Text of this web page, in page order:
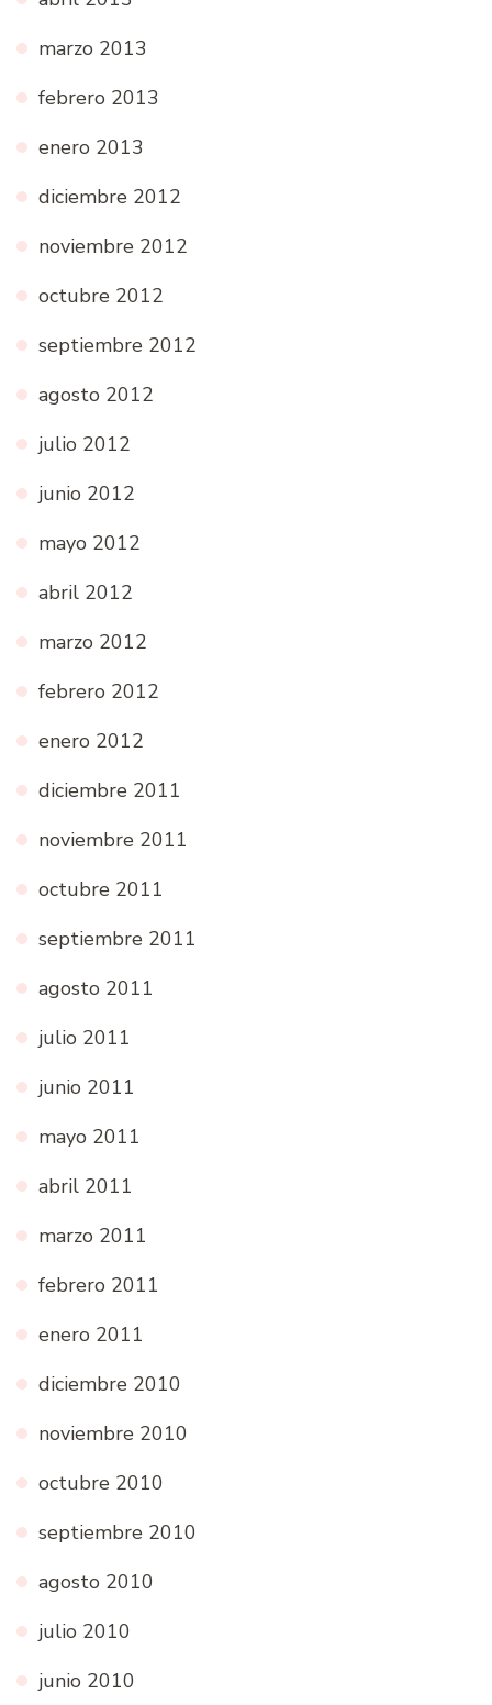
marzo 2013
febrero 2013
enero 2013
diciembre 2012
noviembre 2012
octubre 2012
septiembre 2012
agosto 2012
julio 2012
junio 2012
mayo 2012
abril 2012
marzo 2012
febrero 2012
enero 2012
diciembre 2011
noviembre 2011
octubre 2011
septiembre 2011
agosto 2011
julio 2011
junio 2011
mayo 2011
abril 2011
marzo 2011
febrero 2011
enero 2011
diciembre 2010
noviembre 2010
octubre 2010
septiembre 2010
agosto 2010
julio 2010
junio 2010